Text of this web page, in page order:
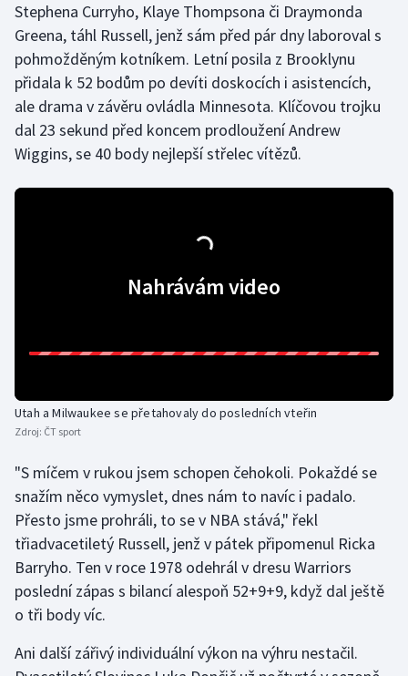
Házená
Jezdectví
Judo
Krasobruslení
Moderní pětiboj
Parasport
Plavání
Plážový volejbal
Ragby
Rychlobruslení
Rychlostní kanoistika
Stephena Curryho, Klaye Thompsona či Draymonda
Greena, táhl Russell, jenž sám před pár dny laboroval s
pohmožděným kotníkem. Letní posila z Brooklynu
přidala k 52 bodům po devíti doskocích i asistencích,
ale drama v závěru ovládla Minnesota. Klíčovou trojku
dal 23 sekund před koncem prodloužení Andrew
Wiggins, se 40 body nejlepší střelec vítězů.
Nahrávám video
Utah a Milwaukee se přetahovaly do posledních vteřin
Zdroj: ČT sport
"S míčem v rukou jsem schopen čehokoli. Pokaždé se
snažím něco vymyslet, dnes nám to navíc i padalo.
Přesto jsme prohráli, to se v NBA stává," řekl
třiadvacetiletý Russell, jenž v pátek připomenul Ricka
Barryho. Ten v roce 1978 odehrál v dresu Warriors
poslední zápas s bilancí alespoň 52+9+9, když dal ještě
o tři body víc.
Ani další zářivý individuální výkon na výhru nestačil.